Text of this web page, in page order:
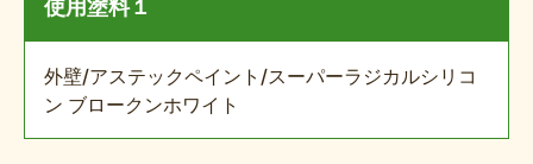
使用塗料１
外壁/アステックペイント/スーパーラジカルシリコ
ン ブロークンホワイト